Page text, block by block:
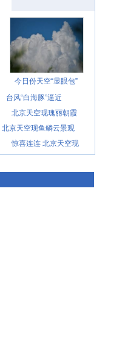
今日份天空“显眼包”
台风“白海豚”逼近
北京天空现瑰丽朝霞
北京天空现鱼鳞云景观
惊喜连连 北京天空现